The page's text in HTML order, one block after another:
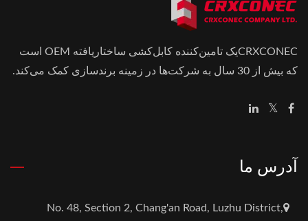
CRXCONECیک تامین‌کننده کابل‌کشی ساختاریافته OEM است
که بیش از 30 سال به شرکت‌ها در زمینه برندسازی کمک می‌کند.
آدرس ما
No. 48, Section 2, Chang'an Road, Luzhu District,